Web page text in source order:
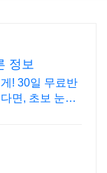
정보
! 30일 무료반
면, 초보 눈높